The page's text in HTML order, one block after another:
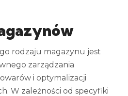
rodzaju magazynu jest
zarządzania
i optymalizacji
W zależności od specyfiki